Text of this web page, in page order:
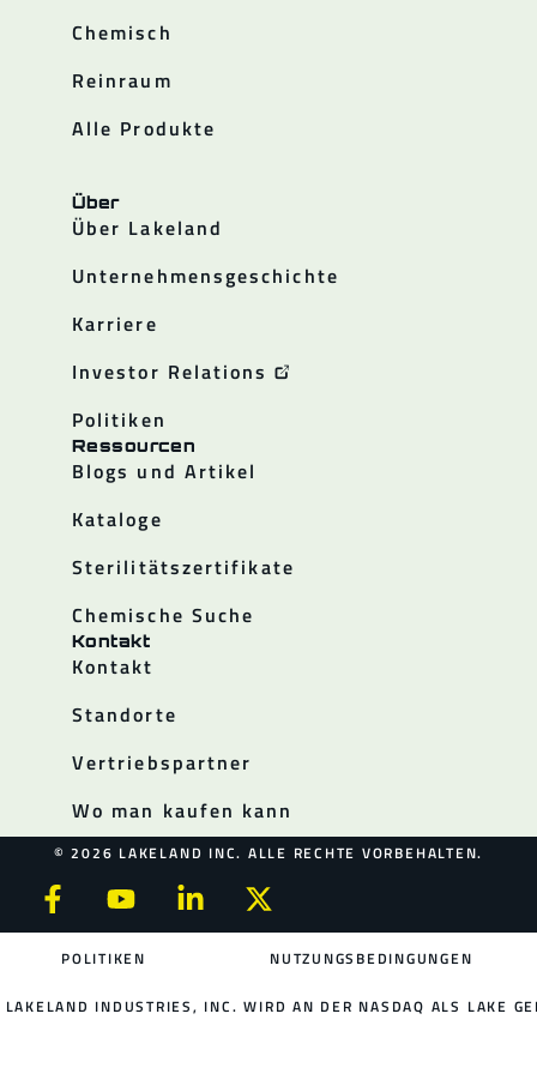
Chemisch
Reinraum
Alle Produkte
Über
Über Lakeland
Unternehmensgeschichte
Karriere
Investor Relations
Politiken
Ressourcen
Blogs und Artikel
Kataloge
Sterilitätszertifikate
Chemische Suche
Kontakt
Kontakt
Standorte
Vertriebspartner
Wo man kaufen kann
© 2026 LAKELAND INC. ALLE RECHTE VORBEHALTEN.
POLITIKEN NUTZUNGSBEDINGUNGEN
LAKELAND INDUSTRIES, INC. WIRD AN DER NASDAQ ALS LAKE